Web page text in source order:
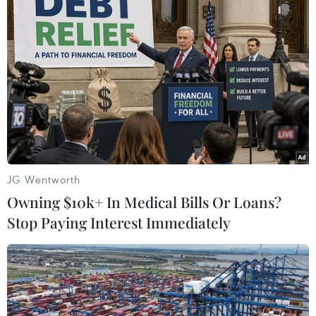
#COVID-19
#Pfizer/Biontech
#Moderna
#Biến thể Omicron
#Virus SARS-CoV-2
Nhật Bản
JG Wentworth
Owning $10k+ In Medical Bills Or Loans?
Stop Paying Interest Immediately